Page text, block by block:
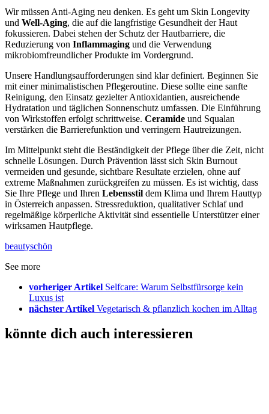
Wir müssen Anti-Aging neu denken. Es geht um Skin Longevity
und Well‑Aging, die auf die langfristige Gesundheit der Haut
fokussieren. Dabei stehen der Schutz der Hautbarriere, die
Reduzierung von Inflammaging und die Verwendung
mikrobiomfreundlicher Produkte im Vordergrund.
Unsere Handlungsaufforderungen sind klar definiert. Beginnen Sie
mit einer minimalistischen Pflegeroutine. Diese sollte eine sanfte
Reinigung, den Einsatz gezielter Antioxidantien, ausreichende
Hydratation und täglichen Sonnenschutz umfassen. Die Einführung
von Wirkstoffen erfolgt schrittweise. Ceramide und Squalan
verstärken die Barrierefunktion und verringern Hautreizungen.
Im Mittelpunkt steht die Beständigkeit der Pflege über die Zeit, nicht
schnelle Lösungen. Durch Prävention lässt sich Skin Burnout
vermeiden und gesunde, sichtbare Resultate erzielen, ohne auf
extreme Maßnahmen zurückgreifen zu müssen. Es ist wichtig, dass
Sie Ihre Pflege und Ihren Lebensstil dem Klima und Ihrem Hauttyp
in Österreich anpassen. Stressreduktion, qualitativer Schlaf und
regelmäßige körperliche Aktivität sind essentielle Unterstützer einer
wirksamen Hautpflege.
beautyschön
See more
vorheriger Artikel Selfcare: Warum Selbstfürsorge kein
Luxus ist
nächster Artikel Vegetarisch & pflanzlich kochen im Alltag
könnte dich auch interessieren